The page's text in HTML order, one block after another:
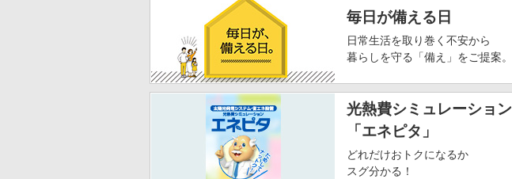
毎日が備える日
日常生活を取り巻く不安から
暮らしを守る「備え」をご提案。
光熱費シミュレーション
「エネピタ」
どれだけおトクになるか
スグ分かる！